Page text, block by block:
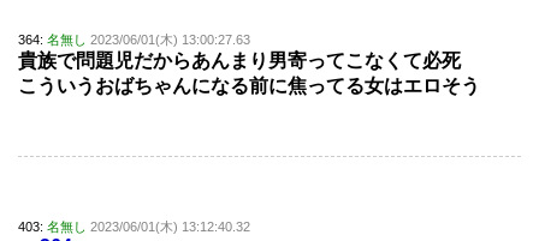
364: 名無し 2023/06/01(木) 13:00:27.63
貴族で問題児だからあんまり男寄ってこなくて必死
こういうおばちゃんになる前に焦ってる女はエロそう
403: 名無し 2023/06/01(木) 13:12:40.32